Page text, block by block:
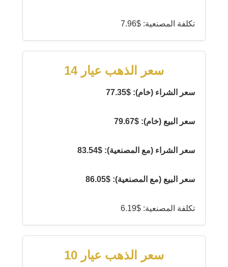
تكلفة المصنعية: $7.96
سعر الذهب عيار 14
سعر الشراء (خام): $77.35
سعر البيع (خام): $79.67
سعر الشراء (مع المصنعية): $83.54
سعر البيع (مع المصنعية): $86.05
تكلفة المصنعية: $6.19
سعر الذهب عيار 10